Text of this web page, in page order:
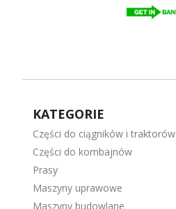
KATEGORIE
Części do ciągników i traktorów
Części do kombajnów
Prasy
Maszyny uprawowe
Maszyny budowlane